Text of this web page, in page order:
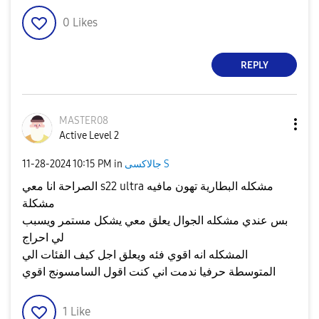
0 Likes
REPLY
MASTER08
Active Level 2
‎11-28-202410:15 PM in جالاكسى S
الصراحة انا معي s22 ultra مشكله البطارية تهون مافيه
مشكلة
بس عندي مشكله الجوال يعلق معي يشكل مستمر ويسبب
لي احراج
المشكله انه اقوي فئه ويعلق اجل كيف الفئات الي
المتوسطة حرفيا ندمت اني كنت اقول السامسونج اقوي
1 Like